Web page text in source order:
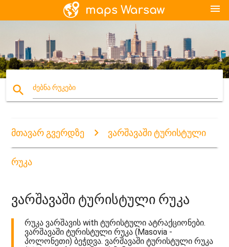
menu
search ძებნა რუკები
მთავარ გვერდზე ვარშავაში ტურისტული
რუკა
ვარშავაში ტურისტული რუკა
რუკა ვარშავის with ტურისტული ატრაქციონები.
ვარშავაში ტურისტული რუკა (Masovia -
პოლონეთი) ბეჭდვა. ვარშავაში ტურისტული რუკა